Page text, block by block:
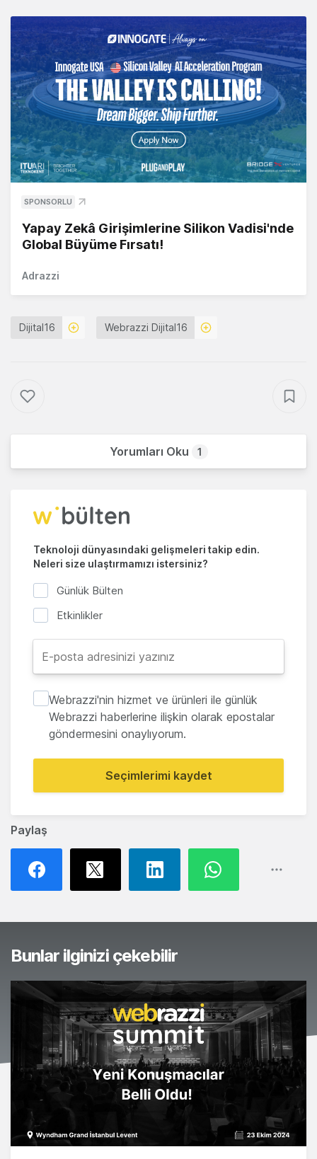
Paylaş
SPONSORLU
Yapay Zekâ Girişimlerine Silikon Vadisi'nde
Global Büyüme Fırsatı!
Adrazzi
Dijital16 Webrazzi Dijital16
Yorumları Oku 1
Teknoloji dünyasındaki gelişmeleri takip edin.
Neleri size ulaştırmamızı istersiniz?
Günlük Bülten
Etkinlikler
Webrazzi'nin hizmet ve ürünleri ile günlük
Webrazzi haberlerine ilişkin olarak epostalar
göndermesini onaylıyorum.
Seçimlerimi kaydet
Bunlar ilginizi çekebilir